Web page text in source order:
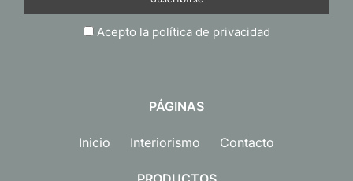
Acepto la política de privacidad
PÁGINAS
Inicio Interiorismo Contacto